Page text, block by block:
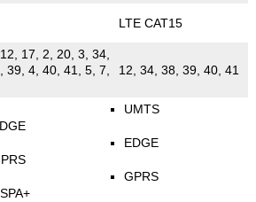
LTE CAT15
17, 2, 20, 3, 34,
39, 4, 40, 41, 5, 7,
12, 34, 38, 39, 40, 41
UMTS
EDGE
GPRS